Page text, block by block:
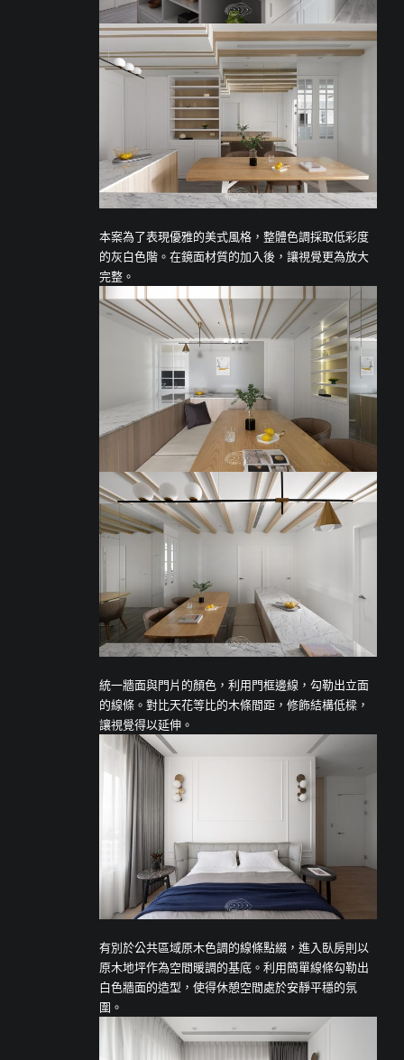
本案為了表現優雅的美式風格，整體色調採取低彩度
的灰白色階。在鏡面材質的加入後，讓視覺更為放大
完整。
統一牆面與門片的顏色，利用門框邊線，勾勒出立面
的線條。對比天花等比的木條間距，修飾結構低樑，
讓視覺得以延伸。
有別於公共區域原木色調的線條點綴，進入臥房則以
原木地坪作為空間暖調的基底。利用簡單線條勾勒出
白色牆面的造型，使得休憩空間處於安靜平穩的氛
圍。